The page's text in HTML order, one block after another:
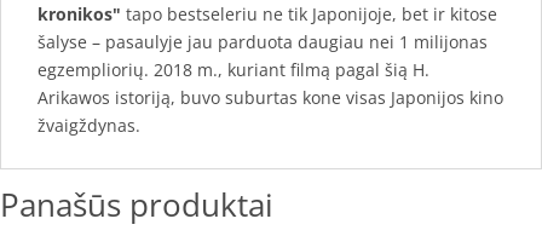
kronikos" tapo bestseleriu ne tik Japonijoje, bet ir kitose
šalyse – pasaulyje jau parduota daugiau nei 1 milijonas
egzempliorių. 2018 m., kuriant filmą pagal šią H.
Arikawos istoriją, buvo suburtas kone visas Japonijos kino
žvaigždynas.
Panašūs produktai